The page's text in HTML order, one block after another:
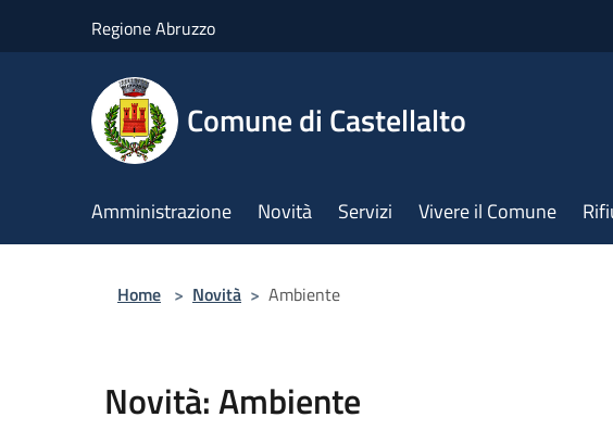
Regione Abruzzo
Comune di Castellalto
Amministrazione Novità Servizi Vivere il Comune
Home > Novità > Ambiente
Novità: Ambiente